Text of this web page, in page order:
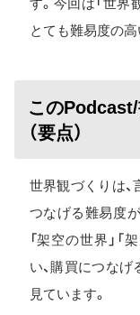
とても難易度の高
この
（要点）
世界観づくりは、
つなげる難易度
「架空の世界」
い、購買につな
見ています。